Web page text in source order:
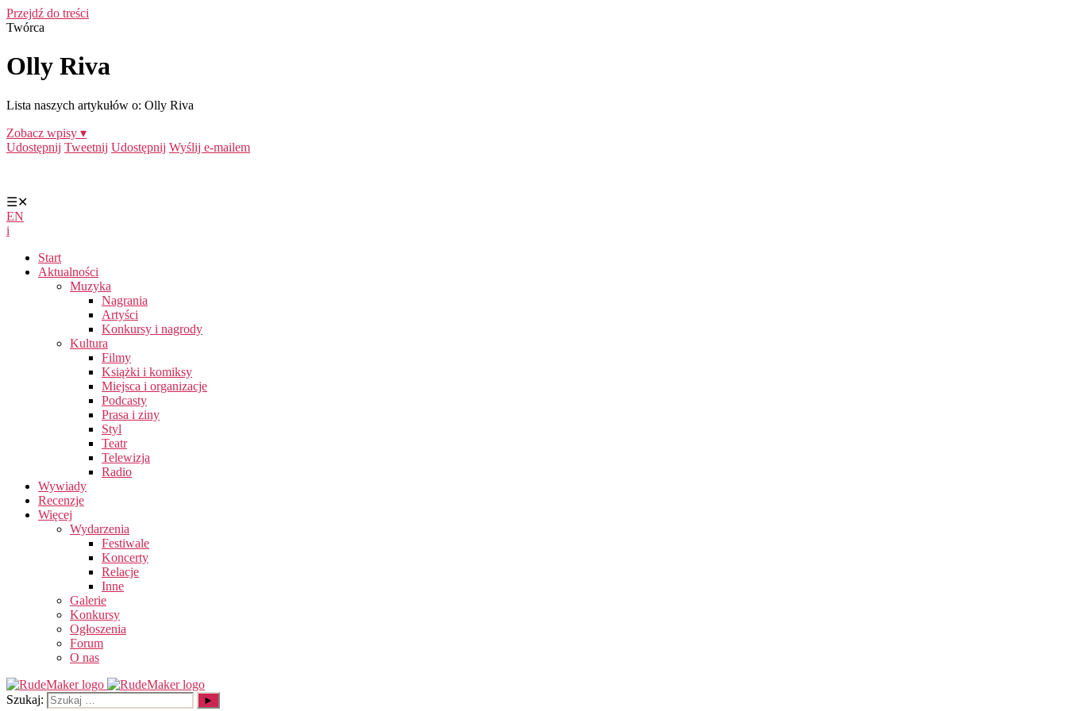
Przejdź do treści
Twórca
Olly Riva
Lista naszych artykułów o: Olly Riva
Zobacz wpisy ▾
Udostępnij Tweetnij Udostępnij Wyślij e-mailem
☰✕
EN
i
Start
Aktualności
Muzyka
Nagrania
Artyści
Konkursy i nagrody
Kultura
Filmy
Książki i komiksy
Miejsca i organizacje
Podcasty
Prasa i ziny
Styl
Teatr
Telewizja
Radio
Wywiady
Recenzje
Więcej
Wydarzenia
Festiwale
Koncerty
Relacje
Inne
Galerie
Konkursy
Ogłoszenia
Forum
O nas
Szukaj: